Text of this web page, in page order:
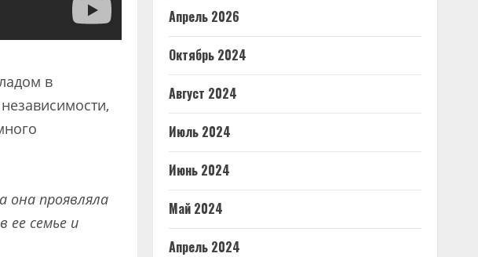
в
она проявляла
ее семье и
Апрель 2026
Октябрь 2024
Август 2024
Июль 2024
Июнь 2024
Май 2024
Апрель 2024